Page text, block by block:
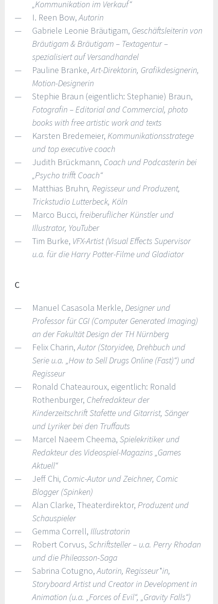
„Kommunikation im Verkauf“
I. Reen Bow,Autorin
Gabriele Leonie Bräutigam, Geschäftsleiterin von
Bräutigam & Bräutigam – Textagentur –
spezialisiert auf Versandhandel
Pauline Branke,Art-Direktorin, Grafikdesignerin,
Motion-Designerin
Stephie Braun (eigentlich: Stephanie) Braun,
Fotografin – Editorial and Commercial, photo
books with free artistic work and texts
Karsten Bredemeier, Kommunikationsstratege
und top executive coach
Judith Brückmann, Coach und Podcasterin bei
„Psycho trifft Coach“
Matthias Bruhn, Regisseur und Produzent,
Trickstudio Lutterbeck, Köln
Marco Bucci, freiberuflicher Künstler und
Illustrator, YouTuber
Tim Burke, VFX-Artist (Visual Effects Supervisor
u.a. für die Harry Potter-Filme und Gladiator
C
Manuel Casasola Merkle, Designer und
Professor für CGI (Computer Generated Imaging)
an der Fakultät Design der TH Nürnberg
Felix Charin,Autor (Storyidee, Drehbuch und
Serie u.a. „How to Sell Drugs Online (Fast)“) und
Regisseur
Ronald Chateauroux, eigentlich: Ronald
Rothenburger, Chefredakteur der
Kinderzeitschrift Stafette und Gitarrist, Sänger
und Lyriker bei den Truffauts
Marcel Naeem Cheema, Spielekritiker und
Redakteur des Videospiel-Magazins „Games
Aktuell“
Jeff Chi, Comic-Autor und Zeichner, Comic
Blogger (Spinken)
Alan Clarke, Theaterdirektor, Produzent und
Schauspieler
Gemma Correll, Illustratorin
Robert Corvus, Schriftsteller – u.a. Perry Rhodan
und die Phileasson-Saga
Sabrina Cotugno,Autorin, Regisseur*in,
Storyboard Artist und Creator in Development in
Animation (u.a. „Forces of Evil“, „Gravity Falls“)